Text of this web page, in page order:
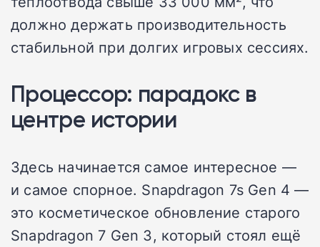
должно держать производительность
стабильной при долгих игровых сессиях.
Процессор: парадокс в
центре истории
Здесь начинается самое интересное —
и самое спорное. Snapdragon 7s Gen 4 —
это косметическое обновление старого
Snapdragon 7 Gen 3, который стоял ещё